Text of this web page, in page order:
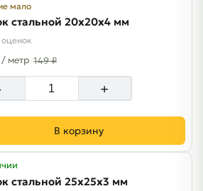
мало
стальной 20х20х4 мм
/ метр 149 ₽
+
В корзину
стальной 25х25х3 мм